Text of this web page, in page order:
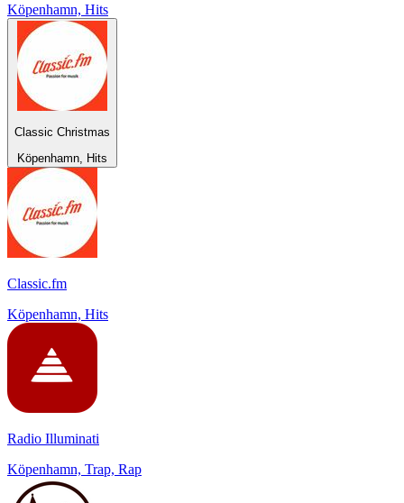
Köpenhamn, Hits
Classic Christmas
Köpenhamn, Hits
Classic.fm
Köpenhamn, Hits
Radio Illuminati
Köpenhamn, Trap, Rap